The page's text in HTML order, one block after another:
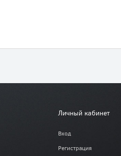
Личный кабинет
Вход
Регистрация